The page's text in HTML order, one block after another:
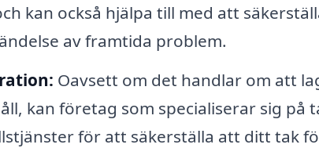
kan också hjälpa till med att
av framtida problem.
Oavsett om det handlar om att
kan företag som specialiserar sig på
för att säkerställa att ditt tak